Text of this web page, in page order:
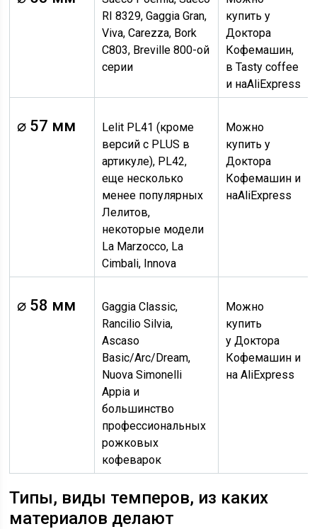
RI 8329, Gaggia Gran,
Viva, Carezza, Bork
C803, Breville 800-ой
серии
купить у
Доктора
Кофемашин,
в Tasty coffee
и наAliExpress
⌀ 57 мм
Lelit PL41 (кроме
версий с PLUS в
артикуле), PL42,
еще несколько
менее популярных
Лелитов,
некоторые модели
La Marzocco, La
Cimbali, Innova
Можно
купить у
Доктора
Кофемашин и
наAliExpress
⌀ 58 мм
Gaggia Classic,
Rancilio Silvia,
Ascaso
Basic/Arc/Dream,
Nuova Simonelli
Appia и
большинство
профессиональных
рожковых
кофеварок
Можно
купить
у Доктора
Кофемашин и
на AliExpress
Типы, виды темперов, из каких
материалов делают